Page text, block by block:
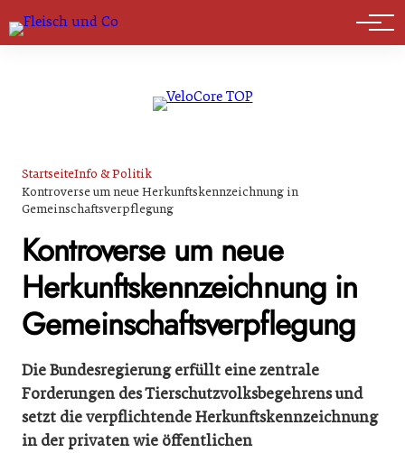
Marktführer
StartseiteInfo & Politik
Kontroverse um neue Herkunftskennzeichnung in
Gemeinschaftsverpflegung
Kontroverse um neue
Herkunftskennzeichnung in
Gemeinschaftsverpflegung
Die Bundesregierung erfüllt eine zentrale
Forderungen des Tierschutzvolksbegehrens und
setzt die verpflichtende Herkunftskennzeichnung
in der privaten wie öffentlichen